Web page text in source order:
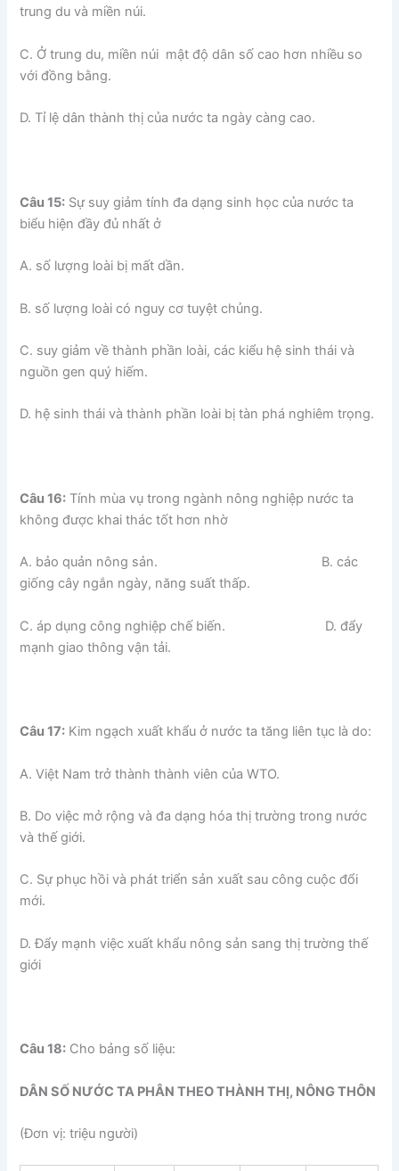
trung du và miền núi.
C. Ở trung du, miền núi mật độ dân số cao hơn nhiều so
với đồng bằng.
D. Tỉ lệ dân thành thị của nước ta ngày càng cao.
Câu 15: Sự suy giảm tính đa dạng sinh học của nước ta
biểu hiện đầy đủ nhất ở
A. số lượng loài bị mất dần.
B. số lượng loài có nguy cơ tuyệt chủng.
C. suy giảm về thành phần loài, các kiểu hệ sinh thái và
nguồn gen quý hiếm.
D. hệ sinh thái và thành phần loài bị tàn phá nghiêm trọng.
Câu 16: Tính mùa vụ trong ngành nông nghiệp nước ta
không được khai thác tốt hơn nhờ
A. bảo quản nông sản. B. các
giống cây ngắn ngày, năng suất thấp.
C. áp dụng công nghiệp chế biến. D. đẩy
mạnh giao thông vận tải.
Câu 17: Kim ngạch xuất khẩu ở nước ta tăng liên tục là do:
A. Việt Nam trở thành thành viên của WTO.
B. Do việc mở rộng và đa dạng hóa thị trường trong nước
và thế giới.
C. Sự phục hồi và phát triển sản xuất sau công cuộc đổi
mới.
D. Đẩy mạnh việc xuất khẩu nông sản sang thị trường thế
giới
Câu 18: Cho bảng số liệu:
DÂN SỐ NƯỚC TA PHÂN THEO THÀNH THỊ, NÔNG THÔN
(Đơn vị: triệu người)